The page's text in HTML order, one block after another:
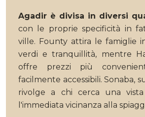
Agadir è divisa in diversi
con le proprie specificità in
ville. Founty attira le famiglie
verdi e tranquillità, mentre
offre prezzi più
facilmente accessibili. Sonaba,
rivolge a chi cerca una
l'immediata vicinanza alla